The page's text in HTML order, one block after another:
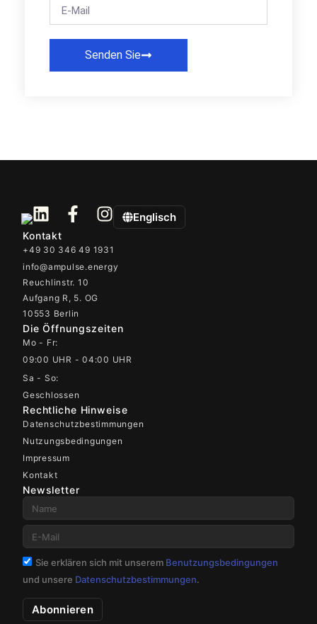
Senden Sie
Englisch
Kontakt
+49 30 346 49 1931
info@ampulse.energy
Reuchlinstr. 10
Aufgang R, 5. OG
10553 Berlin
Die Öffnungszeiten
Mo - Fr:
09:00 UHR - 04:00 UHR
Sa - So:
Geschlossen
Rechtliche Hinweise
Datenschutzbestimmungen
Nutzungsbedingungen
Impressum
Kontakt
Newsletter
Sie erklären sich mit unserem Benutzungsbedingungen
und unsere Datenschutzbestimmungen.
Abonnieren